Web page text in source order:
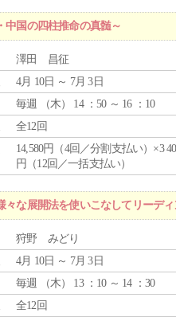
国の四柱推命の真髄～
澤田 昌征
4月 10日 ～ 7月 3日
毎週 （木） 14 ：50 ～ 16 ：10
全12回
14,580円（4回／分割支払い）×3
円（12回／一括支払い）
な展開法を使いこなしてリーディ
狩野 みどり
4月 10日 ～ 7月 3日
毎週 （木） 13 ：10 ～ 14 ：30
全12回